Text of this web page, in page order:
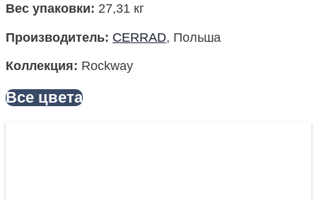
Вес упаковки: 27,31 кг
Производитель: CERRAD, Польша
Коллекция: Rockway
Все цвета